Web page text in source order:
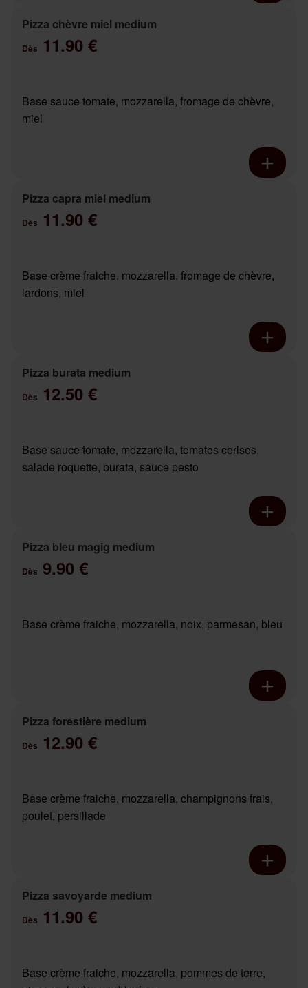
Pizza chèvre miel medium
Dès 11.90 €
Base sauce tomate, mozzarella, fromage de chèvre,
miel
Pizza capra miel medium
Dès 11.90 €
Base crème fraiche, mozzarella, fromage de chèvre,
lardons, miel
Pizza burata medium
Dès 12.50 €
Base sauce tomate, mozzarella, tomates cerises,
salade roquette, burata, sauce pesto
Pizza bleu magig medium
Dès 9.90 €
Base crème fraiche, mozzarella, noix, parmesan, bleu
Pizza forestière medium
Dès 12.90 €
Base crème fraiche, mozzarella, champignons frais,
poulet, persillade
Pizza savoyarde medium
Dès 11.90 €
Base crème fraiche, mozzarella, pommes de terre,